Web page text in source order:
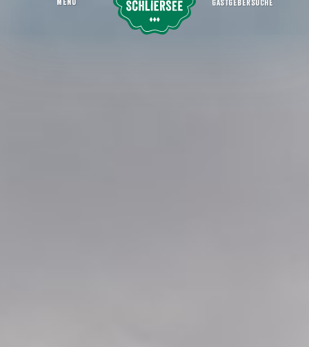
Dersch Hof
MENU GASTGEBERSUCHE